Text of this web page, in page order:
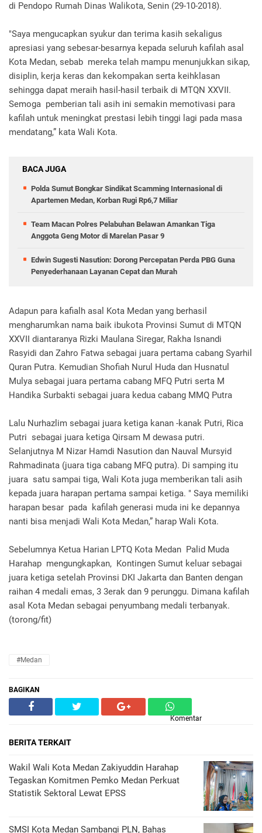
di Pendopo Rumah Dinas Walikota, Senin (29-10-2018).
"Saya mengucapkan syukur dan terima kasih sekaligus
apresiasi yang sebesar-besarnya kepada seluruh kafilah asal
Kota Medan, sebab mereka telah mampu menunjukkan sikap,
disiplin, kerja keras dan kekompakan serta keihklasan
sehingga dapat meraih hasil-hasil terbaik di MTQN XXVII.
Semoga pemberian tali asih ini semakin memotivasi para
kafilah untuk meningkat prestasi lebih tinggi lagi pada masa
mendatang,” kata Wali Kota.
BACA JUGA
Polda Sumut Bongkar Sindikat Scamming Internasional di
Apartemen Medan, Korban Rugi Rp6,7 Miliar
Team Macan Polres Pelabuhan Belawan Amankan Tiga
Anggota Geng Motor di Marelan Pasar 9
Edwin Sugesti Nasution: Dorong Percepatan Perda PBG Guna
Penyederhanaan Layanan Cepat dan Murah
Adapun para kafialh asal Kota Medan yang berhasil
mengharumkan nama baik ibukota Provinsi Sumut di MTQN
XXVII diantaranya Rizki Maulana Siregar, Rakha Isnandi
Rasyidi dan Zahro Fatwa sebagai juara pertama cabang Syarhil
Quran Putra. Kemudian Shofiah Nurul Huda dan Husnatul
Mulya sebagai juara pertama cabang MFQ Putri serta M
Handika Surbakti sebagai juara kedua cabang MMQ Putra
Lalu Nurhazlim sebagai juara ketiga kanan -kanak Putri, Rica
Putri sebagai juara ketiga Qirsam M dewasa putri.
Selanjutnya M Nizar Hamdi Nasution dan Nauval Mursyid
Rahmadinata (juara tiga cabang MFQ putra). Di samping itu
juara satu sampai tiga, Wali Kota juga memberikan tali asih
kepada juara harapan pertama sampai ketiga. " Saya memiliki
harapan besar pada kafilah generasi muda ini ke depannya
nanti bisa menjadi Wali Kota Medan,” harap Wali Kota.
Sebelumnya Ketua Harian LPTQ Kota Medan Palid Muda
Harahap mengungkapkan, Kontingen Sumut keluar sebagai
juara ketiga setelah Provinsi DKI Jakarta dan Banten dengan
raihan 4 medali emas, 3 3erak dan 9 perunggu. Dimana kafilah
asal Kota Medan sebagai penyumbang medali terbanyak.
(torong/fit)
#Medan
BAGIKAN
Komentar
BERITA TERKAIT
Wakil Wali Kota Medan Zakiyuddin Harahap
Tegaskan Komitmen Pemko Medan Perkuat
Statistik Sektoral Lewat EPSS
SMSI Kota Medan Sambangi PLN, Bahas